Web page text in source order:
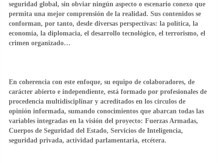
seguridad global, sin obviar ningún aspecto o escenario conexo que
permita una mejor comprensión de la realidad. Sus contenidos se
conforman, por tanto, desde diversas perspectivas: la política, la
economía, la diplomacia, el desarrollo tecnológico, el terrorismo, el
crimen organizado…
En coherencia con este enfoque, su equipo de colaboradores, de
carácter abierto e independiente, está formado por profesionales de
procedencia multidisciplinar y acreditados en los círculos de
opinión informada, sumando conocimientos que abarcan todas las
variables integradas en la visión del proyecto: Fuerzas Armadas,
Cuerpos de Seguridad del Estado, Servicios de Inteligencia,
seguridad privada, actividad parlamentaria, etcétera.